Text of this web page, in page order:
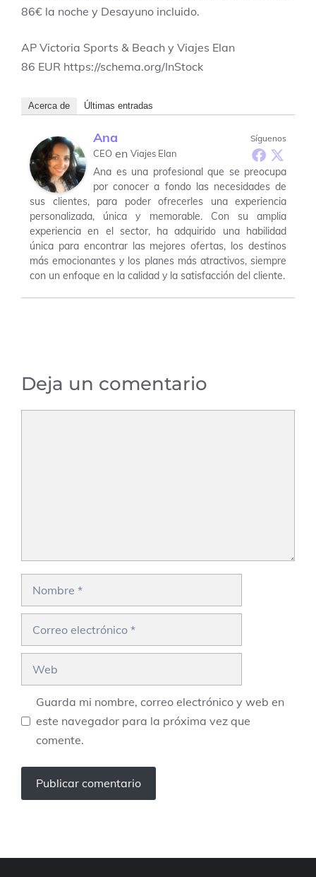
86€ la noche y Desayuno incluido.
AP Victoria Sports & Beach y Viajes Elan
86 EUR https://schema.org/InStock
Acerca de Últimas entradas
Síguenos
Ana
CEO en Viajes Elan
Ana es una profesional que se preocupa
por conocer a fondo las necesidades de
sus clientes, para poder ofrecerles una experiencia
personalizada, única y memorable. Con su amplia
experiencia en el sector, ha adquirido una habilidad
única para encontrar las mejores ofertas, los destinos
más emocionantes y los planes más atractivos, siempre
con un enfoque en la calidad y la satisfacción del cliente.
Deja un comentario
Guarda mi nombre, correo electrónico y web en
este navegador para la próxima vez que
comente.